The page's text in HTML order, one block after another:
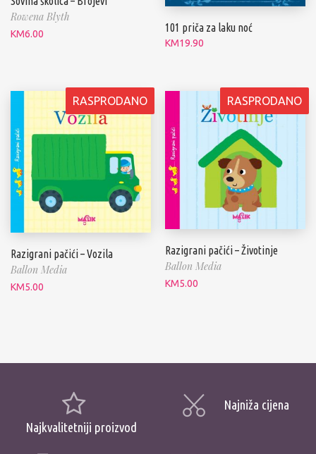
Rowena Blyth
KM6.00
101 priča za laku noć
KM19.90
RASPRODANO
Razigrani pačići – Vozila
Ballon Media
KM5.00
RASPRODANO
Razigrani pačići – Životinje
Ballon Media
KM5.00
Najkvalitetniji proizvod
Najniža cijena